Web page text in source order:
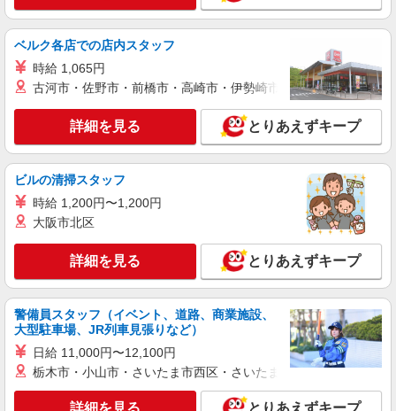
ベルク各店での店内スタッフ
時給 1,065円
古河市・佐野市・前橋市・高崎市・伊勢崎市・太田市・館林市
詳細を見る とりあえずキープ
ビルの清掃スタッフ
時給 1,200円〜1,200円
大阪市北区
詳細を見る とりあえずキープ
警備員スタッフ（イベント、道路、商業施設、
大型駐車場、JR列車見張りなど）
日給 11,000円〜12,100円
栃木市・小山市・さいたま市西区・さいたま市岩槻区・久喜市・
詳細を見る とりあえずキープ